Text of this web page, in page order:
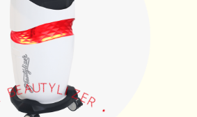
T
YLIZER • R
SL-